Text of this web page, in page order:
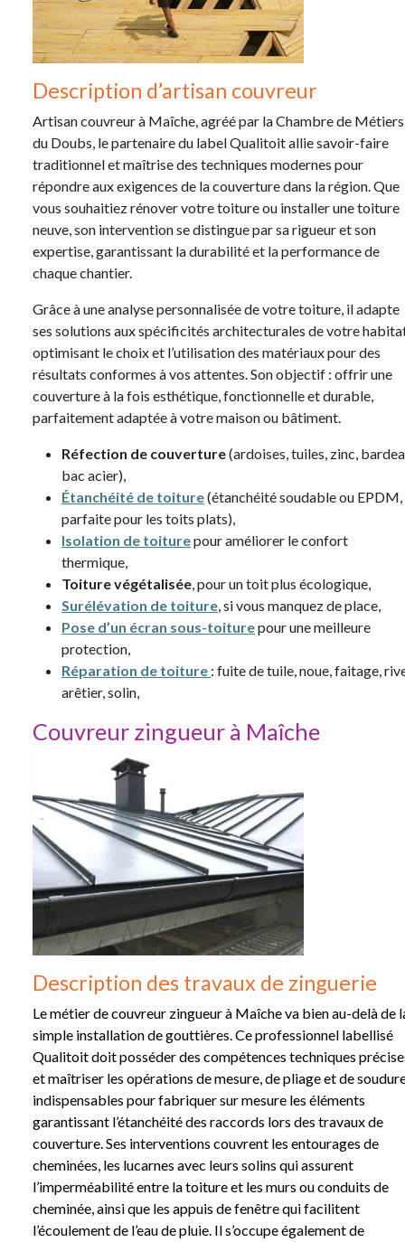
Description d’artisan couvreur
Artisan couvreur à Maîche, agréé par la Chambre de Métiers
du Doubs, le partenaire du label Qualitoit allie savoir-faire
traditionnel et maîtrise des techniques modernes pour
répondre aux exigences de la couverture dans la région. Que
vous souhaitiez rénover votre toiture ou installer une toiture
neuve, son intervention se distingue par sa rigueur et son
expertise, garantissant la durabilité et la performance de
chaque chantier.
Grâce à une analyse personnalisée de votre toiture, il adapte
ses solutions aux spécificités architecturales de votre
optimisant le choix et l’utilisation des matériaux pour des
résultats conformes à vos attentes. Son objectif : offrir une
couverture à la fois esthétique, fonctionnelle et durable,
parfaitement adaptée à votre maison ou bâtiment.
Réfection de couverture(ardoises, tuiles, zinc,
bac acier),
Étanchéité de toiture(étanchéité soudable ou EPDM,
parfaite pour les toits plats),
Isolation de toiturepour améliorer le confort
thermique,
Toiture végétalisée, pour un toit plus écologique,
Surélévation de toiture, si vous manquez de place,
Pose d’un écran sous-toiturepour une meilleure
protection,
Réparation de toiture : fuite de tuile, noue, faitage,
arêtier, solin,
Couvreur zingueur à Maîche
Description des travaux de zinguerie
Le métier de couvreur zingueur à Maîche va bien au-delà de
simple installation de gouttières. Ce professionnel labellisé
Qualitoit doit posséder des compétences techniques
et maîtriser les opérations de mesure, de pliage et de
indispensables pour fabriquer sur mesure les éléments
garantissant l’étanchéité des raccords lors des travaux de
couverture. Ses interventions couvrent les entourages de
cheminées, les lucarnes avec leurs solins qui assurent
l’imperméabilité entre la toiture et les murs ou conduits de
cheminée, ainsi que les appuis de fenêtre qui facilitent
l’écoulement de l’eau de pluie. Il s’occupe également de